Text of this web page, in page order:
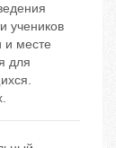
учеников
и месте
для